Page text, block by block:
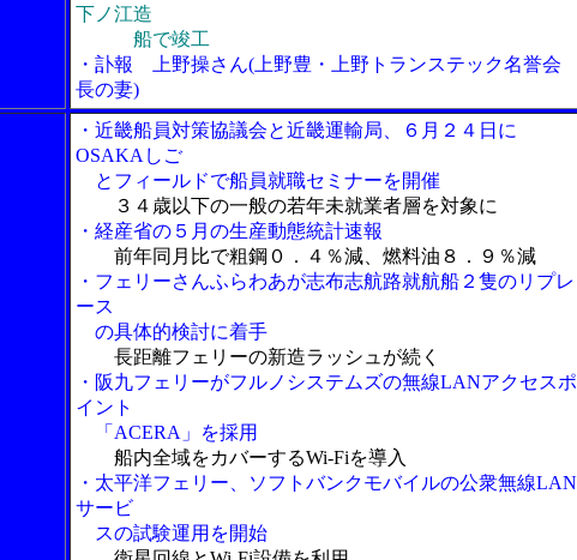
下ノ江造
船で竣工
・訃報 上野操さん(上野豊・上野トランステック名誉会
長の妻)
・近畿船員対策協議会と近畿運輸局、６月２４日に
OSAKAしご
とフィールドで船員就職セミナーを開催
３４歳以下の一般の若年未就業者層を対象に
・経産省の５月の生産動態統計速報
前年同月比で粗鋼０．４％減、燃料油８．９％減
・フェリーさんふらわあが志布志航路就航船２隻のリプレ
ース
の具体的検討に着手
長距離フェリーの新造ラッシュが続く
・阪九フェリーがフルノシステムズの無線LANアクセスポ
イント
「ACERA」を採用
船内全域をカバーするWi-Fiを導入
・太平洋フェリー、ソフトバンクモバイルの公衆無線LAN
サービ
スの試験運用を開始